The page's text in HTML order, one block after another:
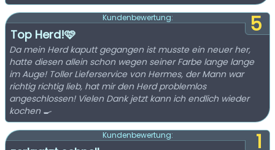
5
Kundenbewertung:
Top Herd!🩷
Da mein Herd kaputt gegangen ist musste ein neuer her,
hatte diesen allein schon wegen seiner Farbe lange lange
im Auge! Toller Lieferservice von Hermes, der Mann war
richtig richtig lieb, hat mir den Herd problemlos
angeschlossen! Vielen Dank jetzt kann ich endlich wieder
kochen 🍳
1
Kundenbewertung: